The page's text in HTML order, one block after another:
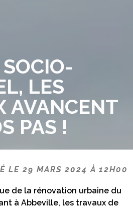
LES
AVANCENT
PAS !
LE 29 MARS 2024 À 12H00
de la rénovation urbaine du
à Abbeville, les travaux de